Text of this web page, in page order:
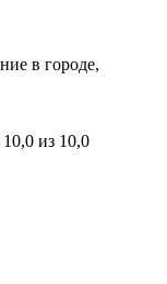
в городе,
10,0 из 10,0